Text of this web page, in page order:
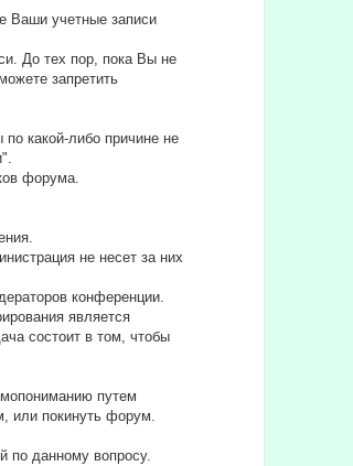
Ваши учетные записи
До тех пор, пока Вы не
запретить
какой-либо причине не
форума.
не несет за них
конференции.
является
состоит в том, чтобы
путем
или покинуть форум.
по данному вопросу.